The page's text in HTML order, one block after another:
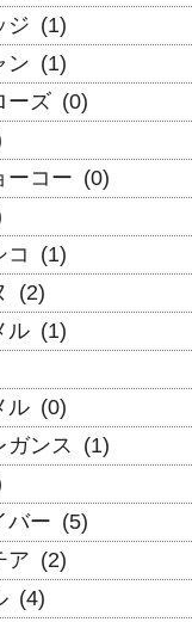
ジ (1)
ン (1)
ーズ (0)
ーコー (0)
コ
(1)
(2)
ル (1)
ル (0)
ガンス
(1)
バー (5)
ア (2)
(4)